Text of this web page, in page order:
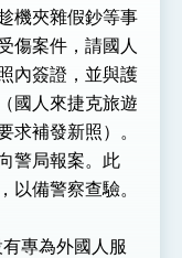
機夾雜假鈔等事
傷案件，請國人
內簽證，並與護
國人來捷克旅遊
求補發新照）。
警局報案。此
以備警察查驗。
專為外國人服